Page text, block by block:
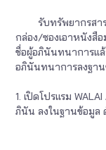
รับทรัพยากรสาร
กล่อง/ซองเอาหนังสื
ชื่อผู้อภินันทนาการแ
อภินันทนาการลงฐา
1. เปิดโปรแรม
ภินัน ลงในฐานข้อมูล